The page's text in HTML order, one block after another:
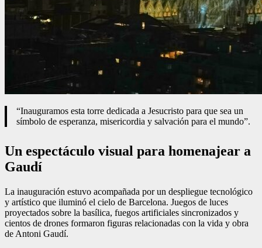
“Inauguramos esta torre dedicada a Jesucristo para que sea un
símbolo de esperanza, misericordia y salvación para el mundo”.
Un espectáculo visual para homenajear a
Gaudí
La inauguración estuvo acompañada por un despliegue tecnológico
y artístico que iluminó el cielo de Barcelona. Juegos de luces
proyectados sobre la basílica, fuegos artificiales sincronizados y
cientos de drones formaron figuras relacionadas con la vida y obra
de Antoni Gaudí.